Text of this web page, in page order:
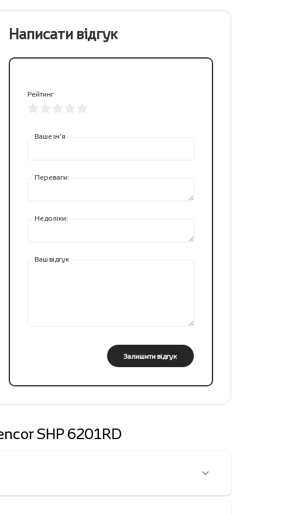
Написати відгук
Рейтинг
Ваше ім’я
Переваги:
Недоліки:
Ваш відгук
Залишити відгук
SHP 6201RD